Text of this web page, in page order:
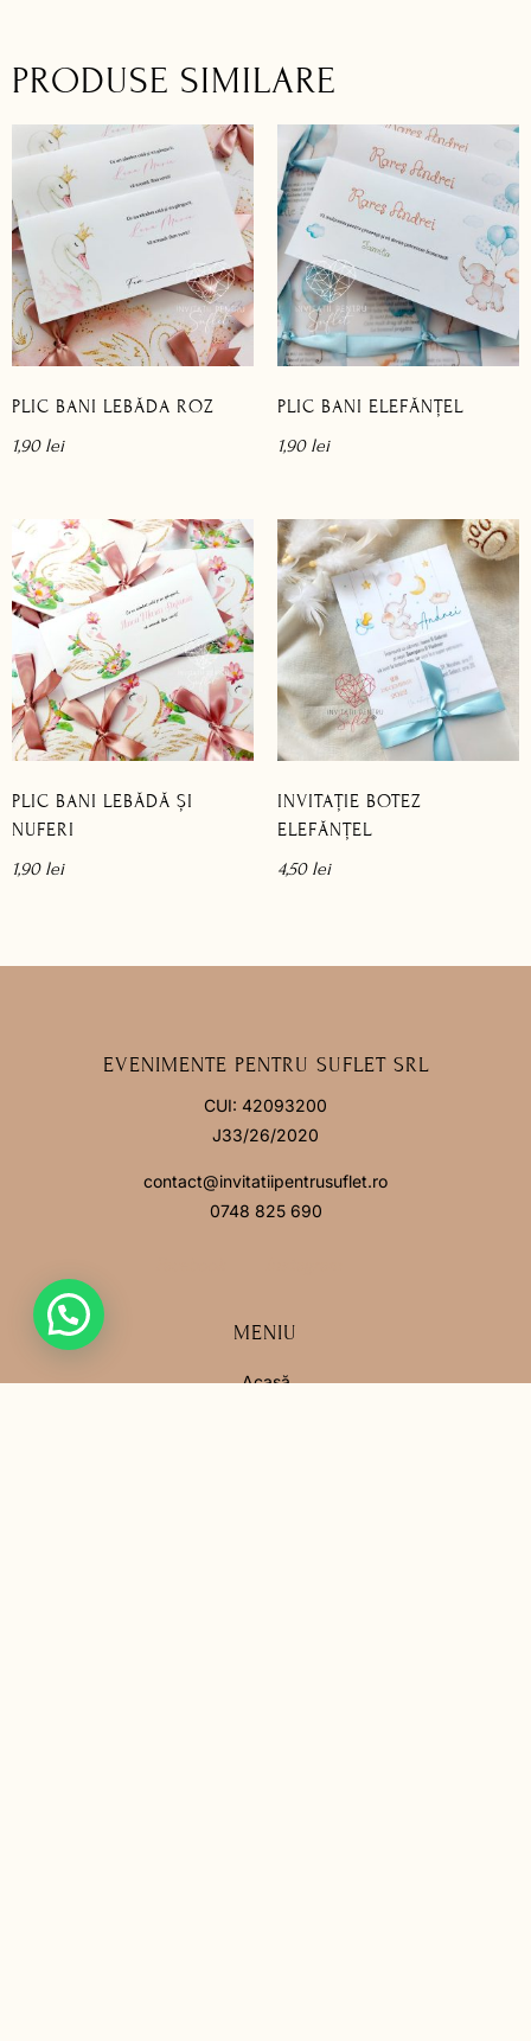
PRODUSE SIMILARE
PLIC BANI LEBĂDA ROZ
1,90 lei
PLIC BANI ELEFĂNȚEL
1,90 lei
PLIC BANI LEBĂDĂ ȘI
NUFERI
1,90 lei
INVITAȚIE BOTEZ
ELEFĂNȚEL
4,50 lei
EVENIMENTE PENTRU SUFLET SRL
CUI: 42093200
J33/26/2020
contact@invitatiipentrusuflet.ro
0748 825 690
MENIU
Acasă